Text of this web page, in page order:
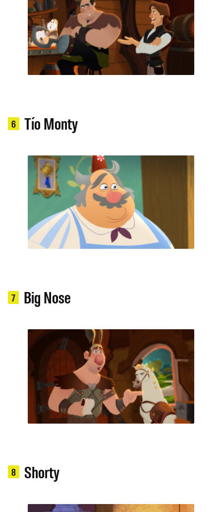
6 Tío Monty
7 Big Nose
8 Shorty​